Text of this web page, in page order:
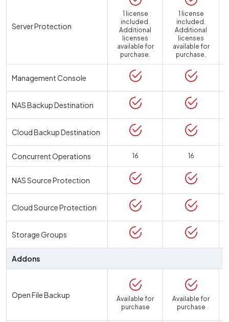
Server Protection
1 license
included.
Additional
licenses
available for
purchase.
1 license
included.
Additional
licenses
available for
purchase.
Management Console
NAS Backup Destination
Cloud Backup Destination
Concurrent Operations 16 16
NAS Source Protection
Cloud Source Protection
Storage Groups
Addons
Open File Backup
Available for
purchase
Available for
purchase